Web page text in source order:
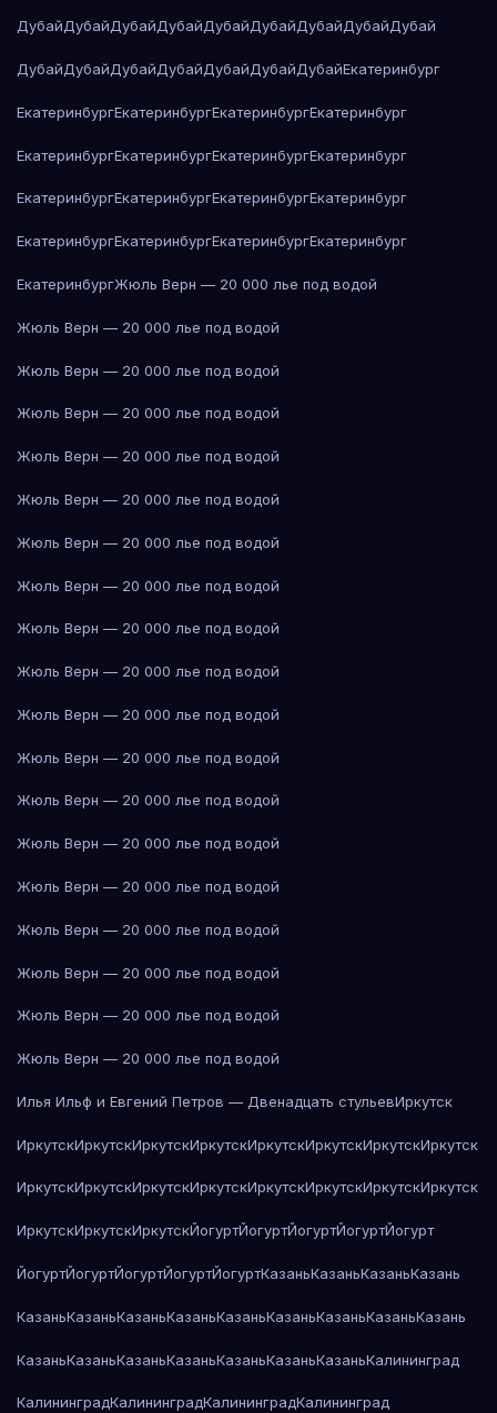
ДубайДубайДубайДубайДубайДубайДубайДубайДубай
ДубайДубайДубайДубайДубайДубайДубайЕкатеринбург
ЕкатеринбургЕкатеринбургЕкатеринбургЕкатеринбург
ЕкатеринбургЕкатеринбургЕкатеринбургЕкатеринбург
ЕкатеринбургЕкатеринбургЕкатеринбургЕкатеринбург
ЕкатеринбургЕкатеринбургЕкатеринбургЕкатеринбург
ЕкатеринбургЖюль Верн — 20 000 лье под водой
Жюль Верн — 20 000 лье под водой
Жюль Верн — 20 000 лье под водой
Жюль Верн — 20 000 лье под водой
Жюль Верн — 20 000 лье под водой
Жюль Верн — 20 000 лье под водой
Жюль Верн — 20 000 лье под водой
Жюль Верн — 20 000 лье под водой
Жюль Верн — 20 000 лье под водой
Жюль Верн — 20 000 лье под водой
Жюль Верн — 20 000 лье под водой
Жюль Верн — 20 000 лье под водой
Жюль Верн — 20 000 лье под водой
Жюль Верн — 20 000 лье под водой
Жюль Верн — 20 000 лье под водой
Жюль Верн — 20 000 лье под водой
Жюль Верн — 20 000 лье под водой
Жюль Верн — 20 000 лье под водой
Жюль Верн — 20 000 лье под водой
Илья Ильф и Евгений Петров — Двенадцать стульевИркутск
ИркутскИркутскИркутскИркутскИркутскИркутскИркутскИркутск
ИркутскИркутскИркутскИркутскИркутскИркутскИркутскИркутск
ИркутскИркутскИркутскЙогуртЙогуртЙогуртЙогуртЙогурт
ЙогуртЙогуртЙогуртЙогуртЙогуртКазаньКазаньКазаньКазань
КазаньКазаньКазаньКазаньКазаньКазаньКазаньКазаньКазань
КазаньКазаньКазаньКазаньКазаньКазаньКазаньКалининград
КалининградКалининградКалининградКалининград